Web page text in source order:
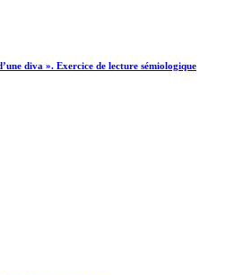
diva ». Exercice de lecture sémiologique